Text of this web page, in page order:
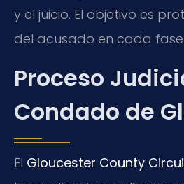
y el juicio. El objetivo es
del acusado en cada fase.
Proceso
Condado de
El Gloucester County